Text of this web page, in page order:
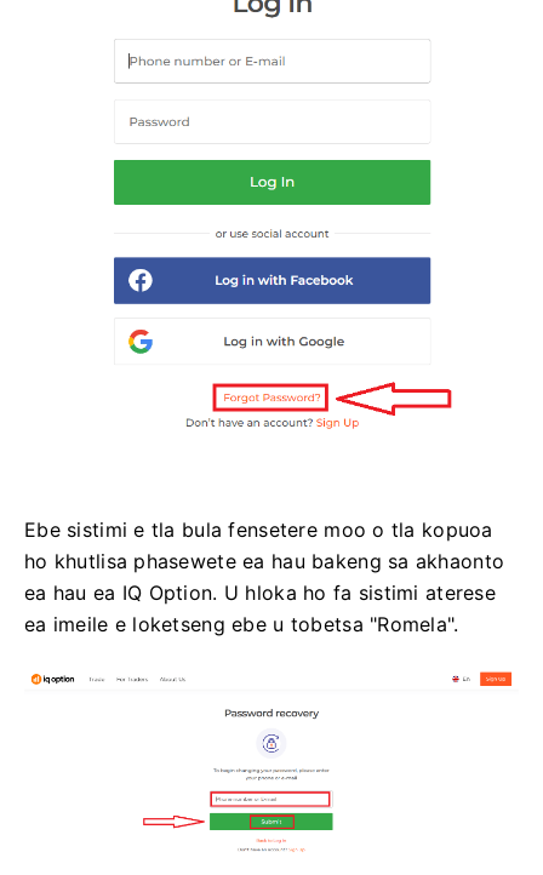
Ebe sistimi e tla bula fensetere moo o tla kopuoa
ho khutlisa phasewete ea hau bakeng sa akhaonto
ea hau ea IQ Option. U hloka ho fa sistimi aterese
ea imeile e loketseng ebe u tobetsa "Romela".